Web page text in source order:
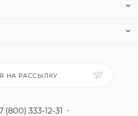
НА РАССЫЛКУ
(800) 333-12-31